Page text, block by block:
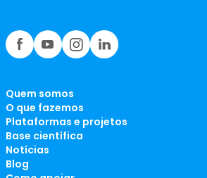
Quem somos
O que fazemos
Plataformas e projetos
Base científica
Notícias
Blog